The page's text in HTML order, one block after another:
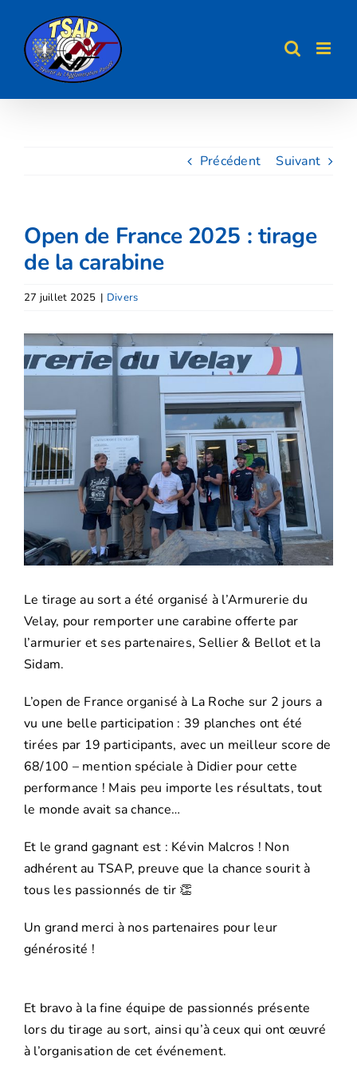
contenu
Précédent Suivant
Open de France 2025 : tirage
de la carabine
27 juillet 2025 | Divers
Voir
l'image
Le tirage au sort a été organisé à l’Armurerie du
Velay, pour remporter une carabine offerte par
l’armurier et ses partenaires, Sellier & Bellot et la
Sidam.
L’open de France organisé à La Roche sur 2 jours a
vu une belle participation : 39 planches ont été
tirées par 19 participants, avec un meilleur score de
68/100 – mention spéciale à Didier pour cette
performance ! Mais peu importe les résultats, tout
le monde avait sa chance…
Et le grand gagnant est : Kévin Malcros ! Non
adhérent au TSAP, preuve que la chance sourit à
tous les passionnés de tir 👏
Un grand merci à nos partenaires pour leur
générosité !
Et bravo à la fine équipe de passionnés présente
lors du tirage au sort, ainsi qu’à ceux qui ont œuvré
à l’organisation de cet événement.